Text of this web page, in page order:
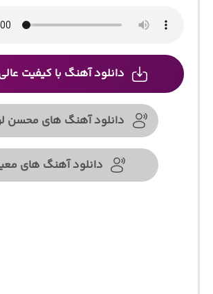
دانلود آهنگ با کیفیت عالی
دانلود آهنگ های محسن
دانلود آهنگ های